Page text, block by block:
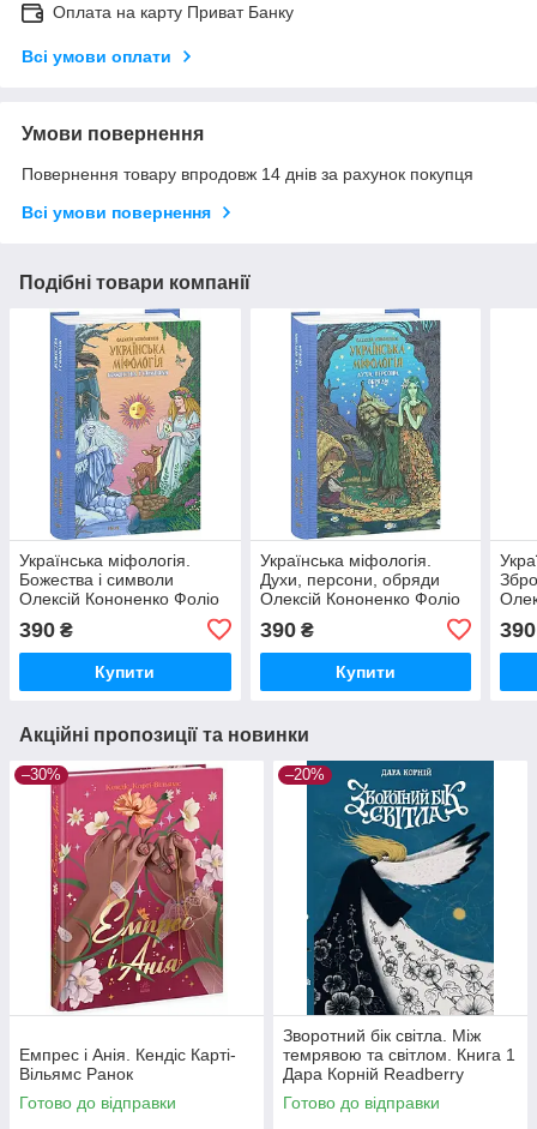
Оплата на карту Приват Банку
Всі умови оплати
Умови повернення
Повернення товару впродовж 14 днів за рахунок покупця
Всі умови повернення
Подібні товари компанії
Українська міфологія.
Божества і символи
Олексій Кононенко Фоліо
390 ₴
Купити
Українська міфологія.
Духи, персони, обряди
Олексій Кононенко Фоліо
390₴
Купити
390
Акційні пропозиції та новинки
–30%
Емпрес і Анія. Кендіс Карті-
Вільямс Ранок
Готово до відправки
–20%
Зворотний бік світла. Між
темрявою та світлом. Книга 1
Дара Корній Readberry
Готово до відправки